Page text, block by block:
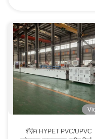
शेंज़ेन HYPET PVC/UPVC